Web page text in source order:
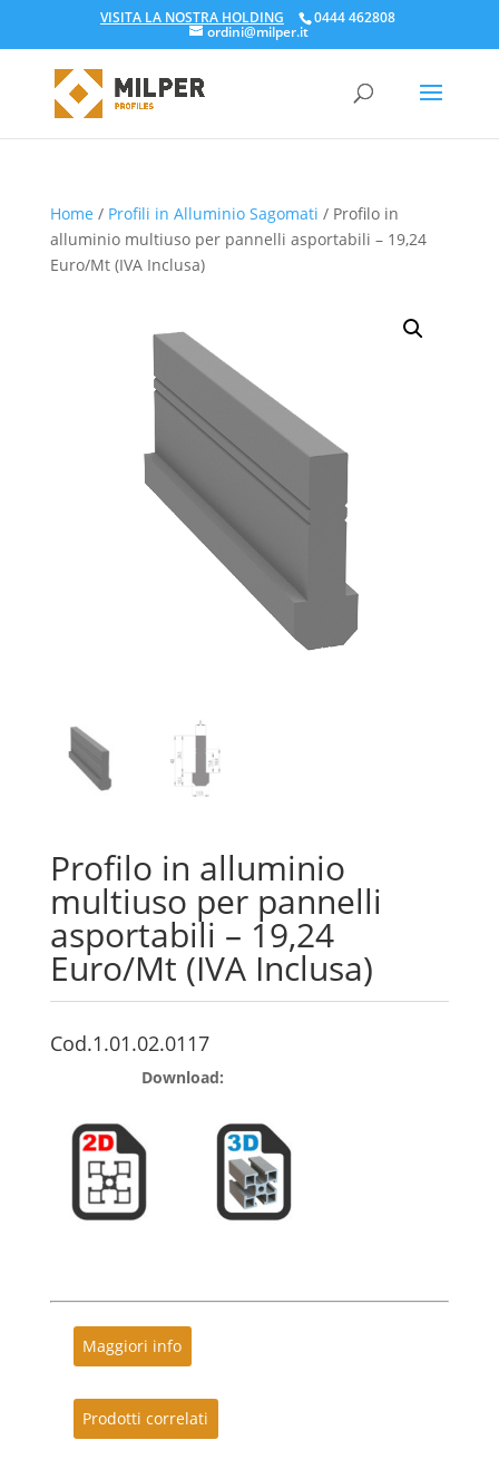
VISITA LA NOSTRA HOLDING 0444 462808
ordini@milper.it
Products
search
Home / Profili in Alluminio Sagomati / Profilo in
alluminio multiuso per pannelli asportabili – 19,24
Euro/Mt (IVA Inclusa)
Profilo in alluminio
multiuso per pannelli
asportabili – 19,24
Euro/Mt (IVA Inclusa)
Cod.1.01.02.0117
Download:
Maggiori info
Prodotti correlati